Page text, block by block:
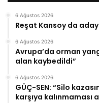
6 Ağustos 2026
Reşat Kansoy da
6 Ağustos 2026
Avrupa’da orman
alan kaybedildi”
6 Ağustos 2026
GÜÇ-SEN: “Silo
karşıya kalınmaması